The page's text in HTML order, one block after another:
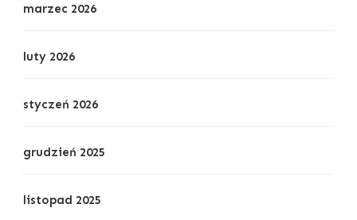
marzec 2026
luty 2026
styczeń 2026
grudzień 2025
listopad 2025